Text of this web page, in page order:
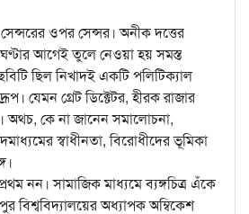
সেন্সরের ওপর সেন্সর। অনীক দত্তের
আগেই তুলে নেওয়া হয় সমস্ত
ছিল নিখাদই একটি পলিটিক্যাল
যেমন গ্রেট ডিক্টেটর, হীরক রাজার
কে না জানেন সমালোচনা,
স্বাধীনতা, বিরোধীদের ভূমিকা
নন। সামাজিক মাধ্যমে ব্যঙ্গচিত্র এঁকে
বিশ্ববিদ্যালয়ের অধ্যাপক অম্বিকেশ